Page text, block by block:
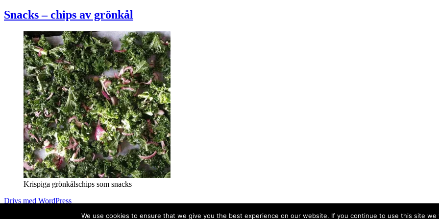
Snacks – chips av grönkål
Krispiga grönkålschips som snacks
Drivs med WordPress
We use cookies to ensure that we give you the best experience on our website. If you continue to use this site